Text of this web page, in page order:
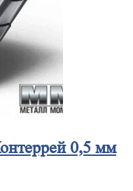
0,5 мм